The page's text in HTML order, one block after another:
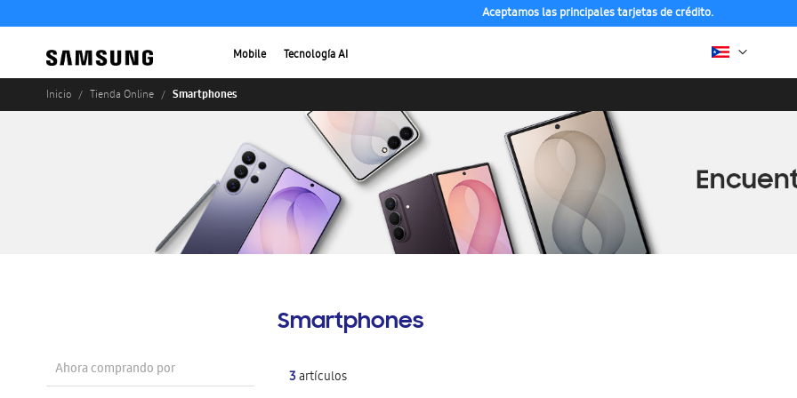
Aceptamos las principales tarjetas de crédito.
Mobile Tecnología AI
Inicio Tienda Online Smartphones
Smartphones
3artículos
Ahora comprando por